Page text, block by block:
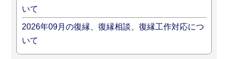
いて
2026年09月の復縁、復縁相談、復縁工作対応につ
いて